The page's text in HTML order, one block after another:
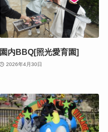
園内BBQ[照光愛育園]
2026年4月30日